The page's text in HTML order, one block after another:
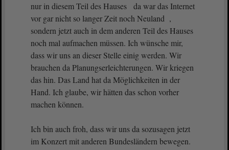
nur in diesem Teil des Hauses da war das Internet
vor gar nicht so langer Zeit noch Neuland ,
sondern jetzt auch in dem anderen Teil des Hauses
noch mal aufmachen müssen. Ich wünsche mir,
dass wir uns an dieser Stelle einig werden. Wir
brauchen da Planungserleichterungen. Wir kriegen
das hin. Das Land hat da Möglichkeiten in der
Hand. Ich glaube, wir hätten das schon vorher
machen können.
Ich bin auch froh, dass wir uns da sozusagen jetzt
im Konzert mit anderen Bundesländern bewegen.